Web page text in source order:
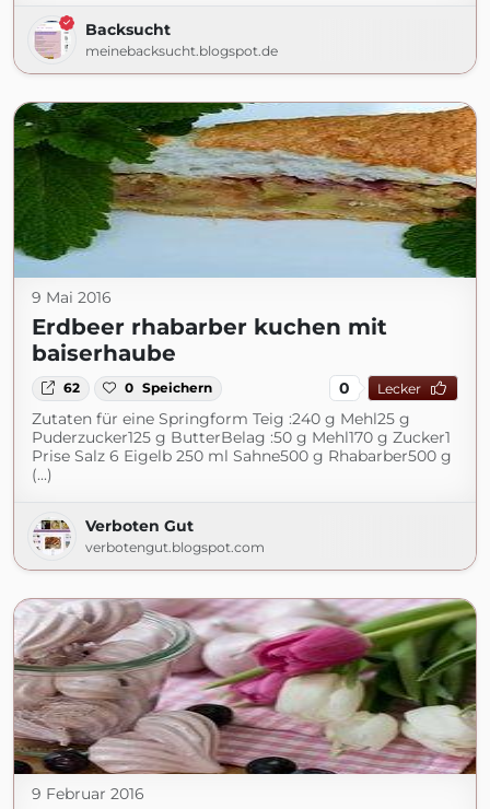
Backsucht
meinebacksucht.blogspot.de
9 Mai 2016
Erdbeer rhabarber kuchen mit
baiserhaube
62 0 Speichern 0 Lecker
Zutaten für eine Springform Teig :240 g Mehl25 g
Puderzucker125 g ButterBelag :50 g Mehl170 g Zucker1
Prise Salz 6 Eigelb 250 ml Sahne500 g Rhabarber500 g
(...)
Verboten Gut
verbotengut.blogspot.com
9 Februar 2016